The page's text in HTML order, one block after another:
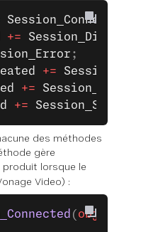
Session_Connected
+=
;
+=
+=
+=
des méthodes
gère
produit lorsque le
Video) :
( object